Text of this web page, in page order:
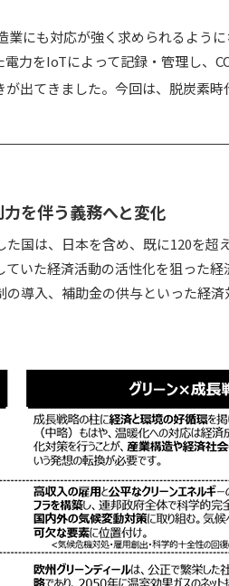
にも対応が強く求められるよう
力をIoTによって記録・管理し、
出てきました。今回は、脱炭素
を伴う義務へと変化
国は、日本を含め、既に120を超
いた経済活動の活性化を狙った経
導入、補助金の供与といった経